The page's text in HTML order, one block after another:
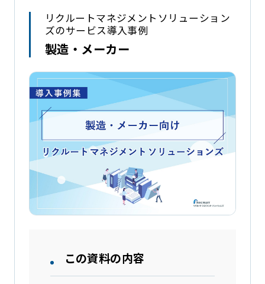
リクルートマネジメントソリューション
ズのサービス導入事例
製造・メーカー
この資料の内容